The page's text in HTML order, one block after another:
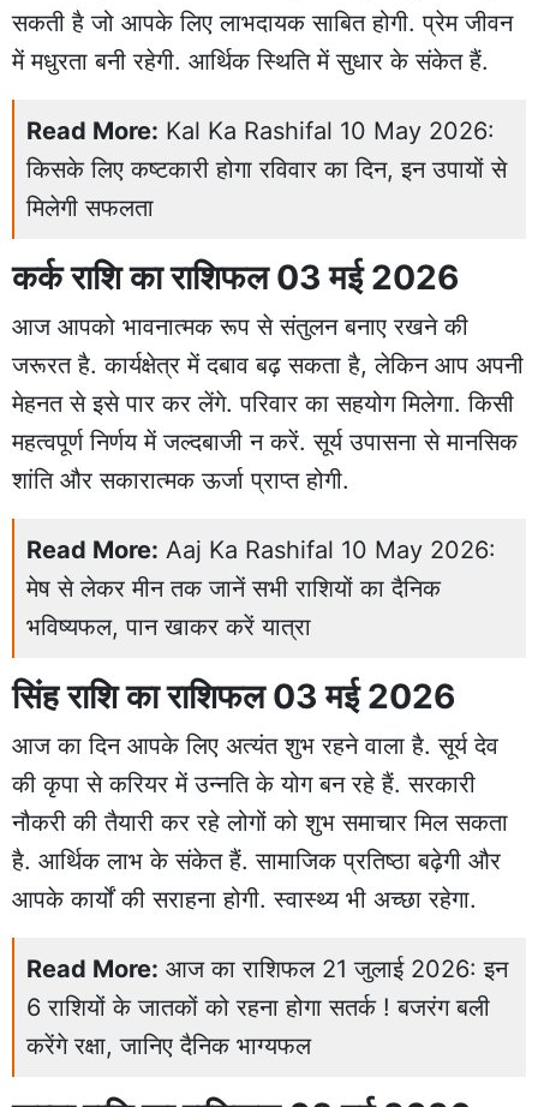
सकती है जो आपके लिए लाभदायक साबित होगी. प्रेम जीवन
में मधुरता बनी रहेगी. आर्थिक स्थिति में सुधार के संकेत हैं.
Read More: Kal Ka Rashifal 10 May 2026:
किसके लिए कष्टकारी होगा रविवार का दिन, इन उपायों से
मिलेगी सफलता
कर्क राशि का राशिफल 03 मई 2026
आज आपको भावनात्मक रूप से संतुलन बनाए रखने की
जरूरत है. कार्यक्षेत्र में दबाव बढ़ सकता है, लेकिन आप अपनी
मेहनत से इसे पार कर लेंगे. परिवार का सहयोग मिलेगा. किसी
महत्वपूर्ण निर्णय में जल्दबाजी न करें. सूर्य उपासना से मानसिक
शांति और सकारात्मक ऊर्जा प्राप्त होगी.
Read More: Aaj Ka Rashifal 10 May 2026:
मेष से लेकर मीन तक जानें सभी राशियों का दैनिक
भविष्यफल, पान खाकर करें यात्रा
सिंह राशि का राशिफल 03 मई 2026
आज का दिन आपके लिए अत्यंत शुभ रहने वाला है. सूर्य देव
की कृपा से करियर में उन्नति के योग बन रहे हैं. सरकारी
नौकरी की तैयारी कर रहे लोगों को शुभ समाचार मिल सकता
है. आर्थिक लाभ के संकेत हैं. सामाजिक प्रतिष्ठा बढ़ेगी और
आपके कार्यों की सराहना होगी. स्वास्थ्य भी अच्छा रहेगा.
Read More: आज का राशिफल 21 जुलाई 2026: इन
6 राशियों के जातकों को रहना होगा सतर्क ! बजरंग बली
करेंगे रक्षा, जानिए दैनिक भाग्यफल